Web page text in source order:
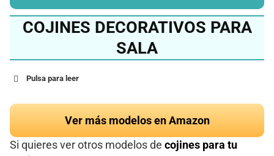
COJINES DECORATIVOS PARA
SALA
Pulsa para leer
Ver más modelos en Amazon
Si quieres ver otros modelos de cojines para tu